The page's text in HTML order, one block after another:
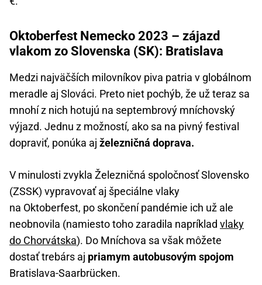
Oktoberfest Nemecko 2023 – zájazd
vlakom zo Slovenska (SK): Bratislava
Medzi najväčších milovníkov piva patria v globálnom
meradle aj Slováci. Preto niet pochýb, že už teraz sa
mnohí z nich hotujú na septembrový mníchovský
výjazd. Jednu z možností, ako sa na pivný festival
dopraviť, ponúka aj železničná doprava.
V minulosti zvykla Železničná spoločnosť Slovensko
(ZSSK) vypravovať aj špeciálne vlaky
na Oktoberfest, po skončení pandémie ich už ale
neobnovila (namiesto toho zaradila napríklad vlaky
do Chorvátska). Do Mníchova sa však môžete
dostať trebárs aj priamym autobusovým spojom
Bratislava-Saarbrücken.